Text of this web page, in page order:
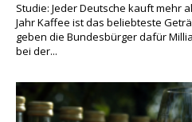
Studie: Jeder Deutsche kauft mehr
Jahr Kaffee ist das beliebteste
geben die Bundesbürger dafür
bei der...